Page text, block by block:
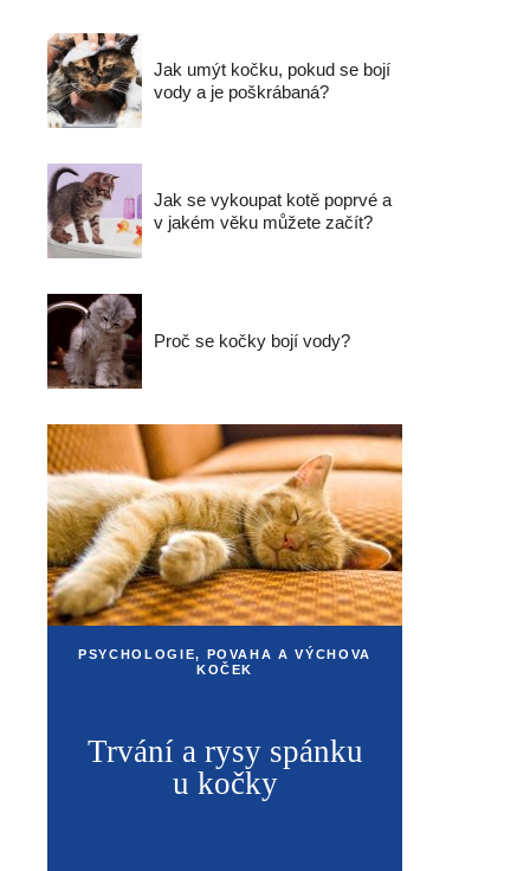
Jak umýt kočku, pokud se bojí
vody a je poškrábaná?
Jak se vykoupat kotě poprvé a
v jakém věku můžete začít?
Proč se kočky bojí vody?
PSYCHOLOGIE, POVAHA A VÝCHOVA
KOČEK
Trvání a rysy spánku
u kočky